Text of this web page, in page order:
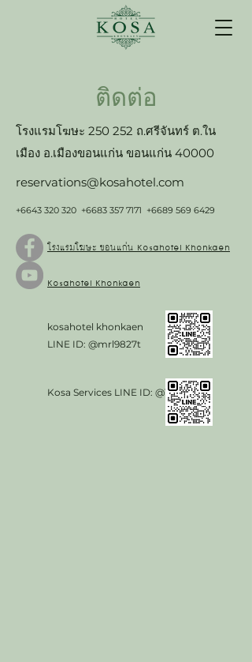
ติดต่อ
โรงแรมโฆษะ 250 252 ถ.ศรีจันทร์ ต.ใน
เมือง อ.เมืองขอนแก่น ขอนแก่น 40000
reservations@kosahotel.com
+6643 320 320 +6683 357 7171 +6689 569 6429
โรงแรมโฆษะ ขอนแก่น Kosahotel Khonkaen
Kosahotel Khonkaen
kosahotel khonkaen
LINE ID: @mrl9827t
Kosa Services LINE ID: @104yifbu